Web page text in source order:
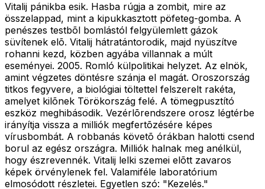
Vitalij pánikba esik. Hasba rúgja a zombit, mire az
összelappad, mint a kipukkasztott pöfeteg-gomba. A
penészes testbõl bomlástól felgyülemlett gázok
süvítenek elõ. Vitalij hátratántorodik, majd nyüszítve
rohanni kezd, közben agyába villannak a múlt
eseményei. 2005. Romló külpolitikai helyzet. Az elnök,
amint végzetes döntésre szánja el magát. Oroszország
titkos fegyvere, a biológiai töltettel felszerelt rakéta,
amelyet kilõnek Törökország felé. A tömegpusztító
eszköz meghibásodik. Vezérlõrendszere orosz légtérbe
irányítja vissza a milliók megfertõzésére képes
vírusbombát. A robbanás követõ órákban halotti csend
borul az egész országra. Milliók halnak meg anélkül,
hogy észrevennék. Vitalij lelki szemei elõtt zavaros
képek örvénylenek fel. Valamiféle laboratórium
elmosódott részletei. Egyetlen szó: "Kezelés."